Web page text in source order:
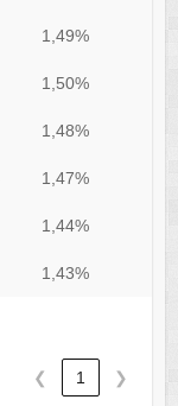
1,49%
1,50%
1,48%
1,47%
1,44%
1,43%
❮ 1 ❯